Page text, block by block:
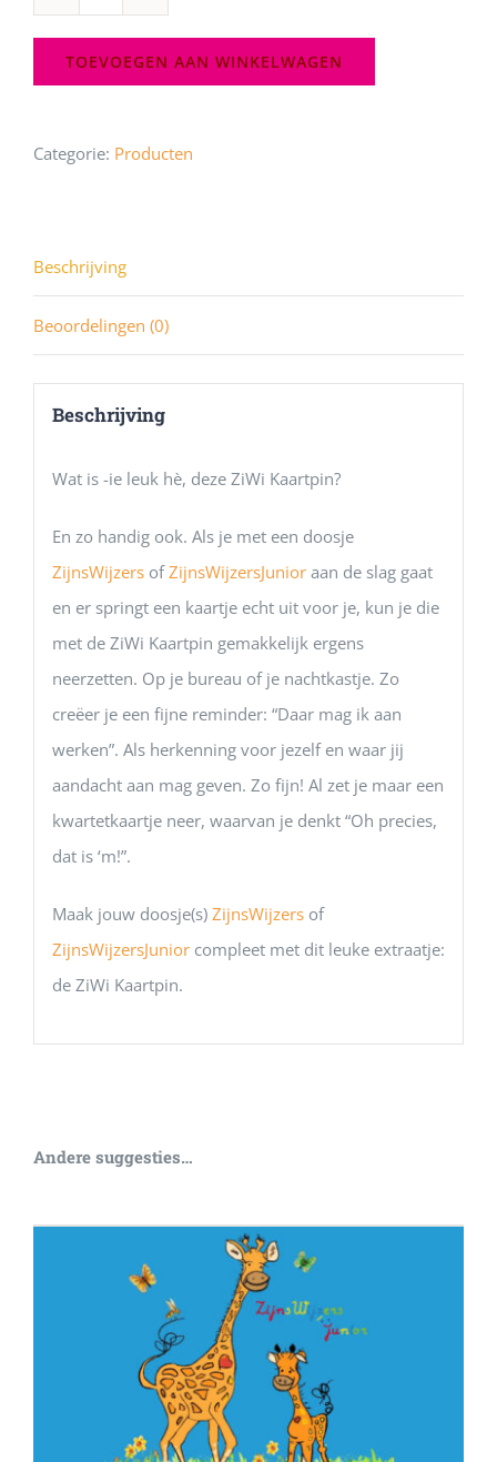
Kaartpin
TOEVOEGEN AAN WINKELWAGEN
Categorie: Producten
Beschrijving
Beoordelingen (0)
Beschrijving
Wat is -ie leuk hè, deze ZiWi Kaartpin?
En zo handig ook. Als je met een doosje
ZijnsWijzersofZijnsWijzersJunioraan de slag gaat
en er springt een kaartje echt uit voor je, kun je die
met de ZiWi Kaartpin gemakkelijk ergens
neerzetten. Op je bureau of je nachtkastje. Zo
creëer je een fijne reminder: “Daar mag ik aan
werken”. Als herkenning voor jezelf en waar jij
aandacht aan mag geven. Zo fijn! Al zet je maar een
kwartetkaartje neer, waarvan je denkt “Oh precies,
dat is ‘m!”.
Maak jouw doosje(s) ZijnsWijzersof
ZijnsWijzersJuniorcompleet met dit leuke extraatje:
de ZiWi Kaartpin.
Andere suggesties…